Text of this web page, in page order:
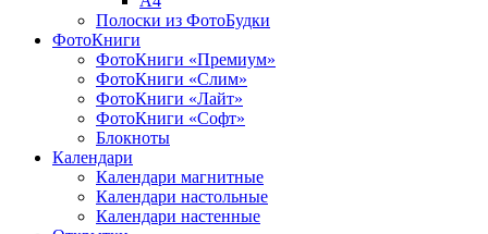
Полоски из ФотоБудки
ФотоКниги
ФотоКниги «Премиум»
ФотоКниги «Слим»
ФотоКниги «Лайт»
ФотоКниги «Софт»
Блокноты
Календари
Календари магнитные
Календари настольные
Календари настенные